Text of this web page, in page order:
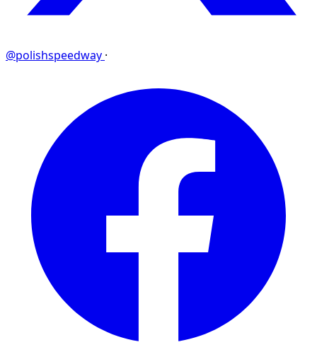
@polishspeedway ·